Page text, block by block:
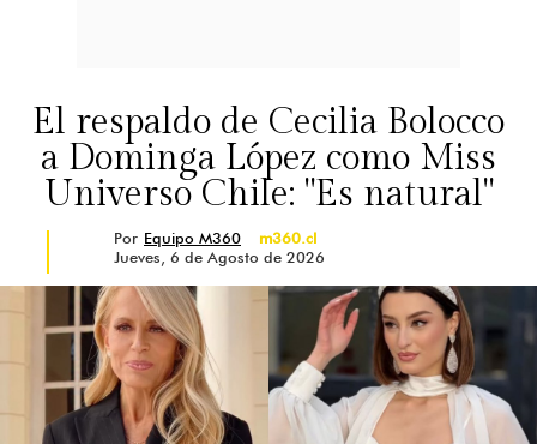
El respaldo de Cecilia Bolocco
a Dominga López como Miss
Universo Chile: "Es natural"
Por Equipo M360
m360.cl
Jueves, 6 de Agosto de 2026